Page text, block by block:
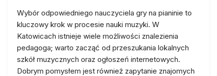
Wybór odpowiedniego nauczyciela gry na pianinie to
kluczowy krok w procesie nauki muzyki. W
Katowicach istnieje wiele możliwości znalezienia
pedagoga; warto zacząć od przeszukania lokalnych
szkół muzycznych oraz ogłoszeń internetowych.
Dobrym pomysłem jest również zapytanie znajomych